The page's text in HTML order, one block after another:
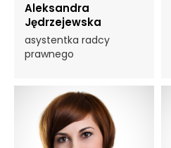
Aleksandra
Jędrzejewska
asystentka radcy
prawnego